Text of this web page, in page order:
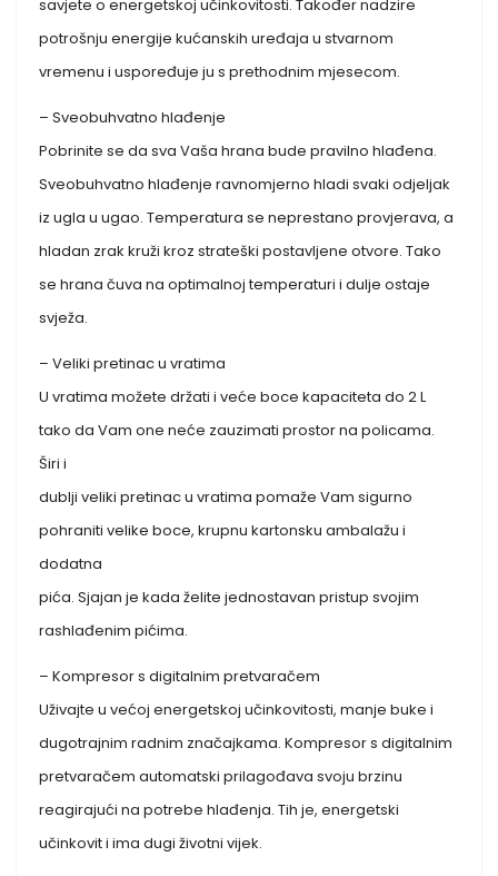
savjete o energetskoj učinkovitosti. Također nadzire
potrošnju energije kućanskih uređaja u stvarnom
vremenu i uspoređuje ju s prethodnim mjesecom.
– Sveobuhvatno hlađenje
Pobrinite se da sva Vaša hrana bude pravilno hlađena.
Sveobuhvatno hlađenje ravnomjerno hladi svaki odjeljak
iz ugla u ugao. Temperatura se neprestano provjerava, a
hladan zrak kruži kroz strateški postavljene otvore. Tako
se hrana čuva na optimalnoj temperaturi i dulje ostaje
svježa.
– Veliki pretinac u vratima
U vratima možete držati i veće boce kapaciteta do 2 L
tako da Vam one neće zauzimati prostor na policama.
Širi i
dublji veliki pretinac u vratima pomaže Vam sigurno
pohraniti velike boce, krupnu kartonsku ambalažu i
dodatna
pića. Sjajan je kada želite jednostavan pristup svojim
rashlađenim pićima.
– Kompresor s digitalnim pretvaračem
Uživajte u većoj energetskoj učinkovitosti, manje buke i
dugotrajnim radnim značajkama. Kompresor s digitalnim
pretvaračem automatski prilagođava svoju brzinu
reagirajući na potrebe hlađenja. Tih je, energetski
učinkovit i ima dugi životni vijek.